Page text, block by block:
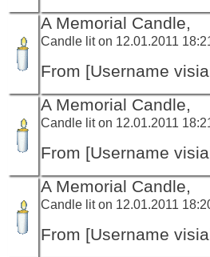
A Memorial Candle,
Candle lit on 12.01.2011
From [Username
A Memorial Candle,
Candle lit on 12.01.2011
From [Username
A Memorial Candle,
Candle lit on 12.01.2011
From [Username